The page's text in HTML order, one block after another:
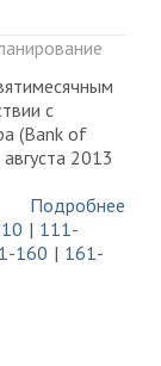
с
(Bank of
2013
Подробнее
111-
160
161-